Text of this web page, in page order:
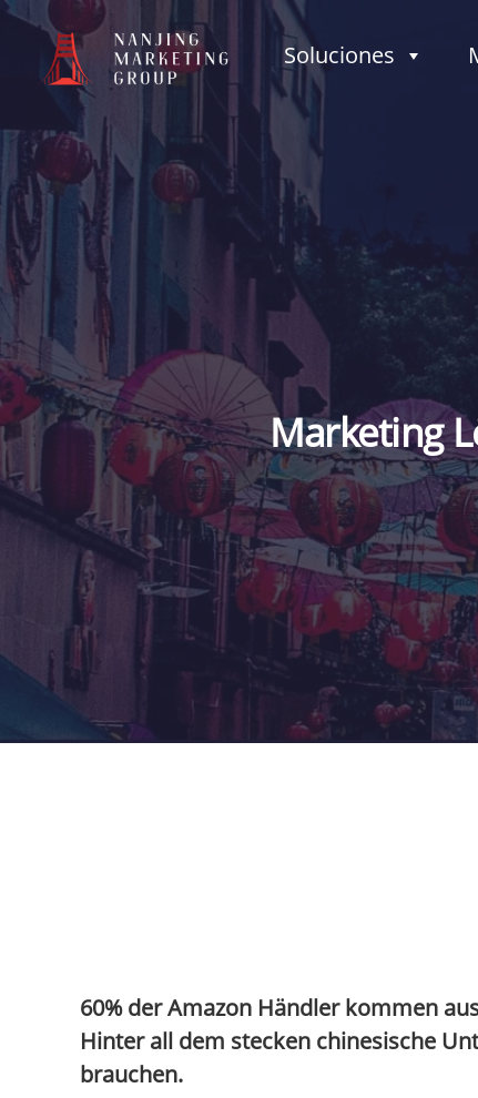
Soluciones
Marketing
60% der Amazon Händler kommen
Hinter all dem stecken chinesische
brauchen.